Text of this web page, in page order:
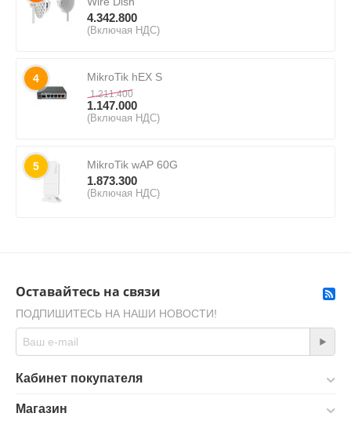
4.342.800
(Включая НДС)
4 MikroTik hEX S
1.211.400
1.147.000
(Включая НДС)
5 MikroTik wAP 60G
1.873.300
(Включая НДС)
Оставайтесь на связи
ПОДПИШИТЕСЬ НА НАШИ НОВОСТИ!
Кабинет покупателя
Магазин